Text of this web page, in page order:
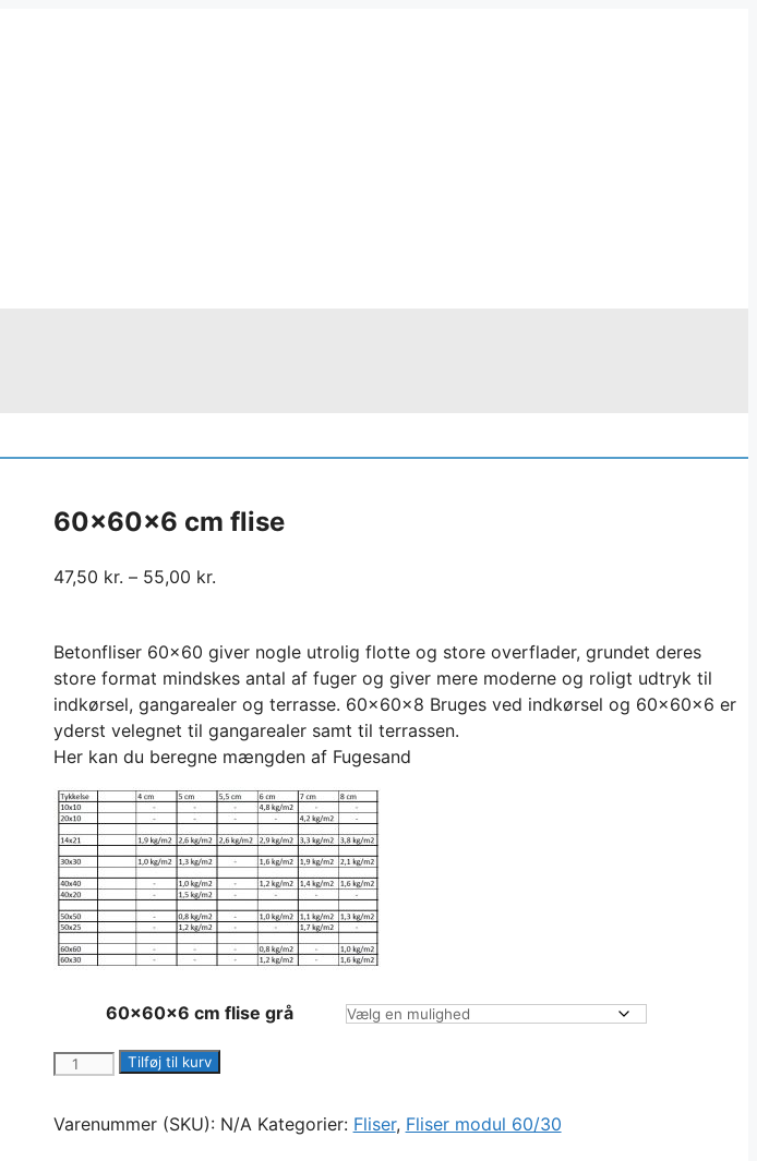
60x60x6 cm flise
47,50 kr. – 55,00 kr.
Betonfliser 60×60 giver nogle utrolig flotte og store overflader, grundet deres
store format mindskes antal af fuger og giver mere moderne og roligt udtryk til
indkørsel, gangarealer og terrasse. 60x60x8 Bruges ved indkørsel og 60x60x6 er
yderst velegnet til gangarealer samt til terrassen.
Her kan du beregne mængden af Fugesand
60x60x6 cm flise grå
60x60x6
flise
Tilføj til kurv
Varenummer (SKU): N/A Kategorier: Fliser, Fliser modul 60/30